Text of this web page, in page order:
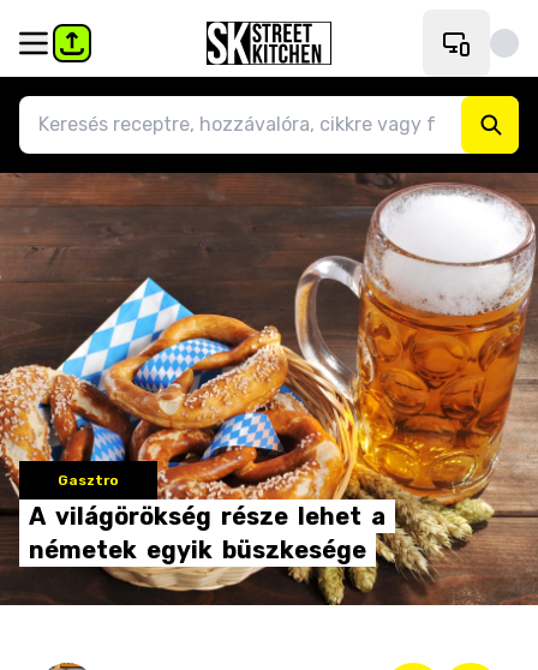
Gasztro
A világörökség része lehet a
németek egyik büszkesége